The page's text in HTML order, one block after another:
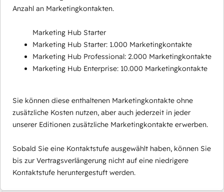
Anzahl an Marketingkontakten.
Marketing Hub Starter
Marketing Hub Starter: 1.000 Marketingkontakte
Marketing Hub Professional: 2.000 Marketingkontakte
Marketing Hub Enterprise: 10.000 Marketingkontakte
Sie können diese enthaltenen Marketingkontakte ohne
zusätzliche Kosten nutzen, aber auch jederzeit in jeder
unserer Editionen zusätzliche Marketingkontakte erwerben.
Sobald Sie eine Kontaktstufe ausgewählt haben, können Sie
bis zur Vertragsverlängerung nicht auf eine niedrigere
Kontaktstufe heruntergestuft werden.